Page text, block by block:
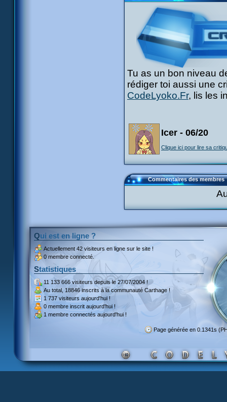
Tu as un bon niveau
rédiger toi aussi une
CodeLyoko.Fr, lis les
Icer - 06/20
Clique ici pour lire sa
Commentaires des membres
Qui est en ligne ?
Actuellement 42 visiteurs en ligne sur le site !
0 membre connecté.
Statistiques
11 133 666 visiteursdepuis le 27/07/2004 !
Au total, 18846 inscritsà la communauté Carthage !
1 737 visiteurs aujourd'hui !
0 membre inscrit aujourd'hui !
1 membre connectés aujourd'hui !
Page générée en 0.1341s